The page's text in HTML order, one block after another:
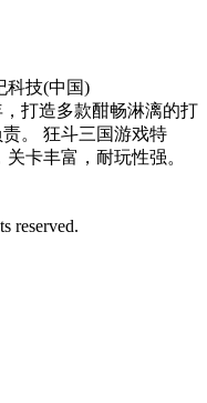
科技(中国)
打造多款酣畅淋漓的打
。 狂斗三国游戏特
卡丰富，耐玩性强。
reserved.